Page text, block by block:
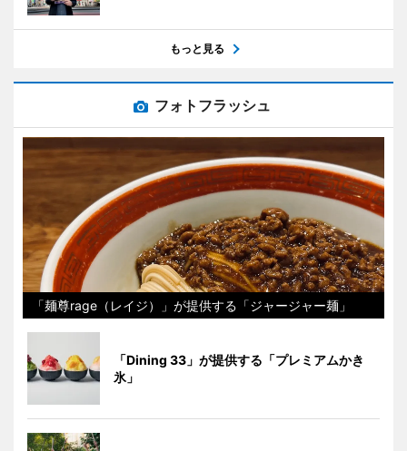
もっと見る
フォトフラッシュ
「麺尊rage（レイジ）」が提供する「ジャージャー麺」
「Dining 33」が提供する「プレミアムかき
氷」